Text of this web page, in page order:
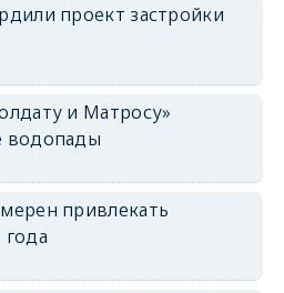
проект застройки
и Матросу»
водопады
привлекать